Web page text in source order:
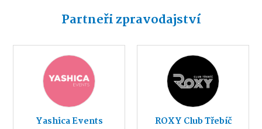
Partneři zpravodajství
Yashica Events ROXY Club Třebíč